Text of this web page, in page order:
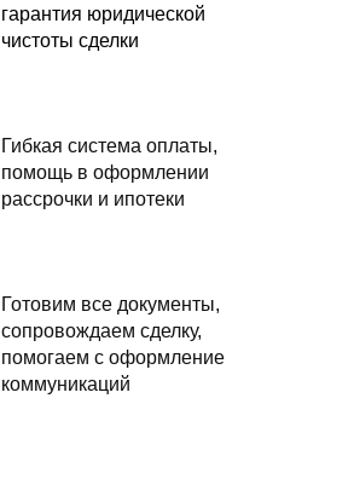
гарантия юридической
чистоты сделки
Гибкая система оплаты,
помощь в оформлении
рассрочки и ипотеки
Готовим все документы,
сопровождаем сделку,
помогаем с оформление
коммуникаций